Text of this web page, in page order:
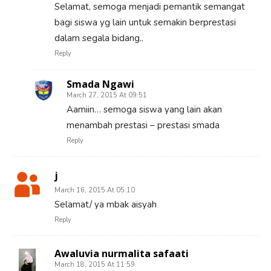
Selamat, semoga menjadi pemantik semangat
bagi siswa yg lain untuk semakin berprestasi
dalam segala bidang..
Reply
Smada Ngawi
March 27, 2015 At 09:51
Aamiin… semoga siswa yang lain akan
menambah prestasi – prestasi smada
Reply
j
March 16, 2015 At 05:10
Selamat/ ya mbak aisyah
Reply
Awaluvia nurmalita safaati
March 18, 2015 At 11:59